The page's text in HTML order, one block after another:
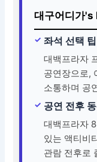
대구어디가
좌석 선택 팁
대백프라자
공연장으로,
소통하며 공
공연 전후
대백프라자
있는 액티비
관람 전후로